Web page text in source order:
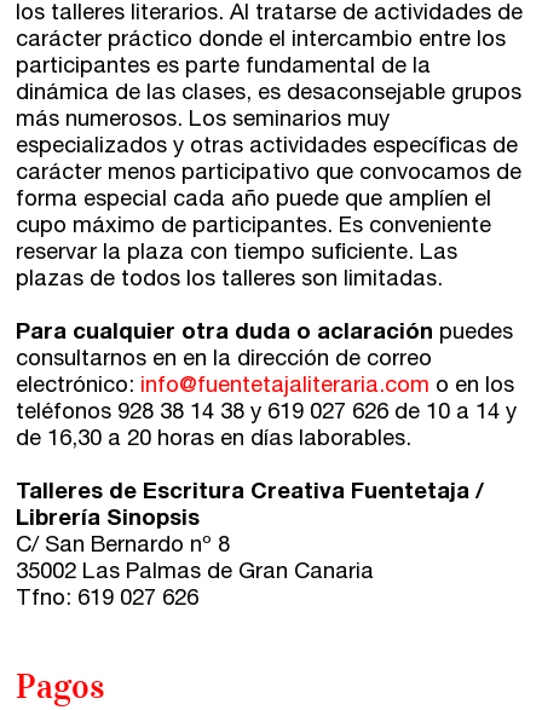
los talleres literarios. Al tratarse de actividades de
carácter práctico donde el intercambio entre los
participantes es parte fundamental de la
dinámica de las clases, es desaconsejable grupos
más numerosos. Los seminarios muy
especializados y otras actividades específicas de
carácter menos participativo que convocamos de
forma especial cada año puede que amplíen el
cupo máximo de participantes. Es conveniente
reservar la plaza con tiempo suficiente. Las
plazas de todos los talleres son limitadas.
Para cualquier otra duda o aclaración puedes
consultarnos en en la dirección de correo
electrónico: info@fuentetajaliteraria.com o en los
teléfonos 928 38 14 38 y 619 027 626 de 10 a 14 y
de 16,30 a 20 horas en días laborables.
Talleres de Escritura Creativa Fuentetaja /
Librería Sinopsis
C/ San Bernardo nº 8
35002 Las Palmas de Gran Canaria
Tfno: 619 027 626
Pagos